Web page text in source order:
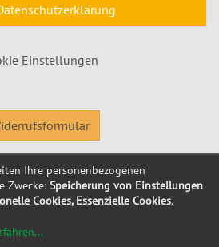
Einstellungen
GmbH
Ihre personenbezogenen
Zwecke: Speicherung von Einstellungen
Cookies, Essenzielle Cookies.
...